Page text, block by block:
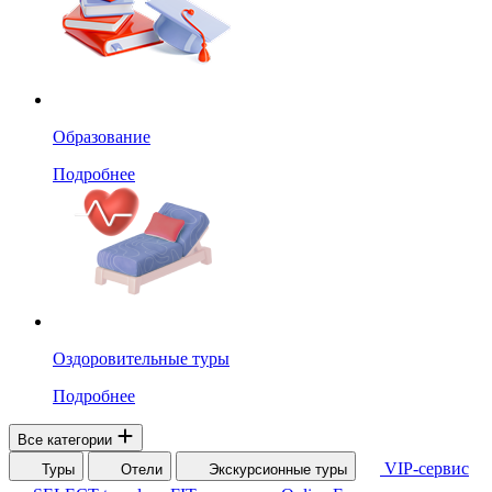
Образование
Подробнее
Оздоровительные туры
Подробнее
Все категории
Туры
Отели Экскурсионные туры
VIP-сервис